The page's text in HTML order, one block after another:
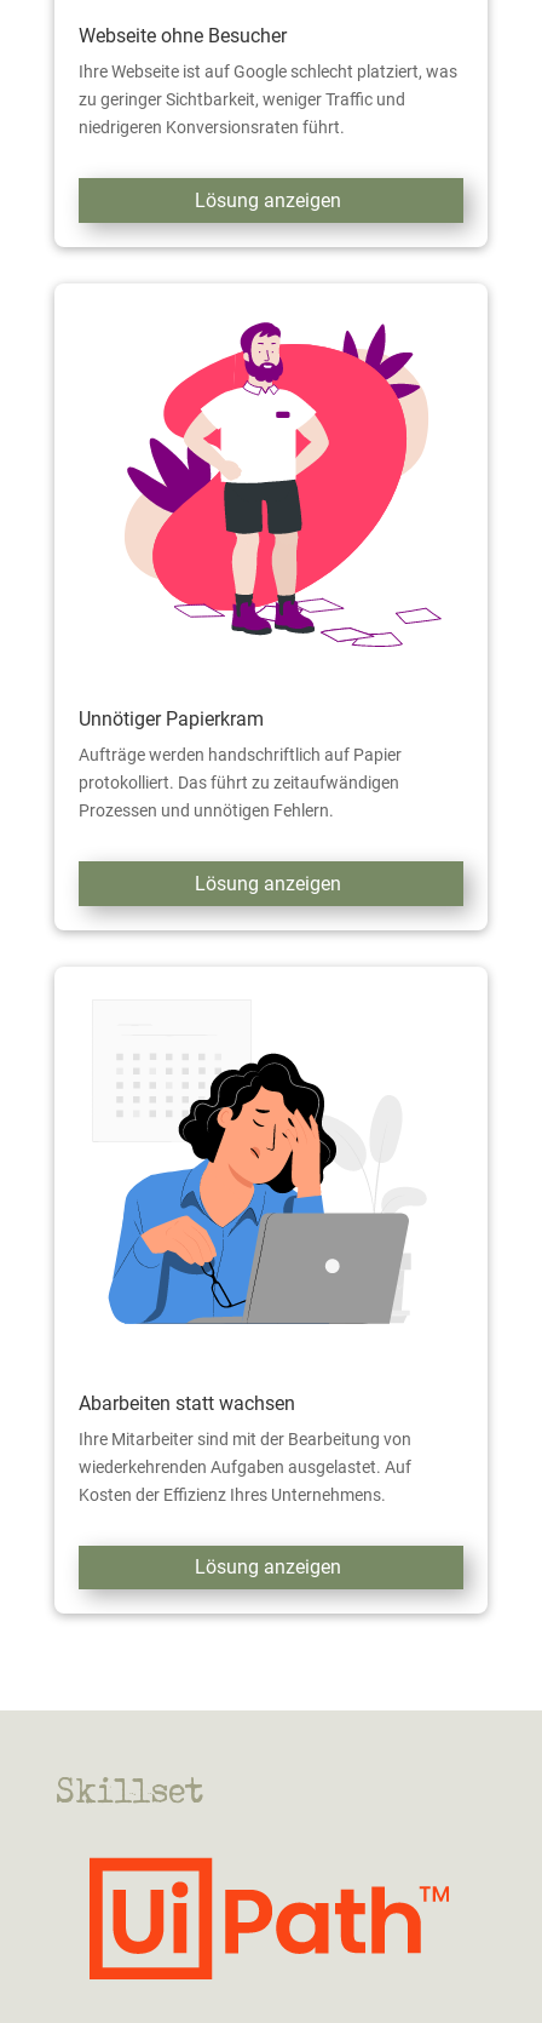
Webseite ohne Besucher
Ihre Webseite ist auf Google schlecht platziert, was
zu geringer Sichtbarkeit, weniger Traffic und
niedrigeren Konversionsraten führt.
Lösung anzeigen
Unnötiger Papierkram
Aufträge werden handschriftlich auf Papier
protokolliert. Das führt zu zeitaufwändigen
Prozessen und unnötigen Fehlern.
Lösung anzeigen
Abarbeiten statt wachsen
Ihre Mitarbeiter sind mit der Bearbeitung von
wiederkehrenden Aufgaben ausgelastet. Auf
Kosten der Effizienz Ihres Unternehmens.
Lösung anzeigen
Skillset